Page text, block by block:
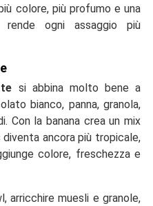
colore, più profumo e una
rende ogni assaggio più
si abbina molto bene a
bianco, panna, granola,
Con la banana crea un mix
diventa ancora più tropicale,
colore, freschezza e
arricchire muesli e granole,